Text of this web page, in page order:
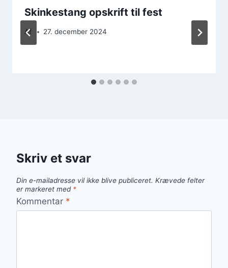
Skinkestang opskrift til fest
Af 27. december 2024
Skriv et svar
Din e-mailadresse vil ikke blive publiceret. Krævede felter
er markeret med *
Kommentar *